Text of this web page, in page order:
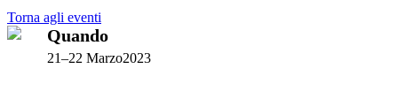
Torna agli eventi
Quando
21–22 Marzo2023